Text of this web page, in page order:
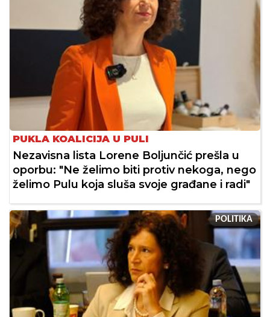
PUKLA KOALICIJA U PULI
Nezavisna lista Lorene Boljunčić prešla u
oporbu: "Ne želimo biti protiv nekoga, nego
želimo Pulu koja sluša svoje građane i radi"
POLITIKA